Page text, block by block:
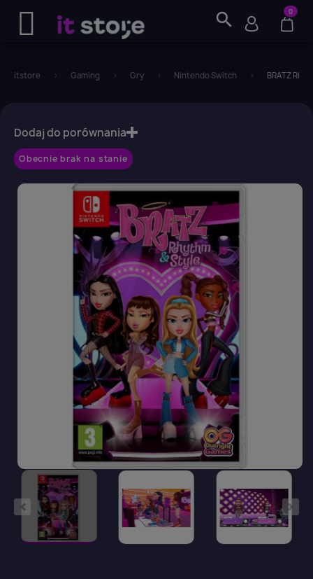
search 0
itstore Gaming Gry Nintendo Switch BRATZ
Obecnie brak na stanie
Dodaj do porównania